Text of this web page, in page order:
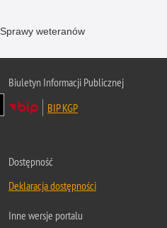
Sprawy weteranów
Biuletyn Informacji Publicznej
BIP KGP
Dostępność
Deklaracja dostępności
Inne wersje portalu